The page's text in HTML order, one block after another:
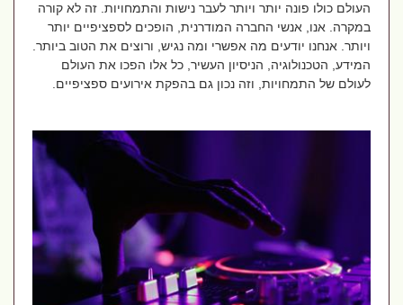
העולם כולו פונה יותר ויותר לעבר נישות והתמחויות. זה לא קורה
במקרה. אנו, אנשי החברה המודרנית, הופכים לספציפיים יותר
ויותר. אנחנו יודעים מה אפשרי ומה נגיש, ורוצים את הטוב ביותר.
המידע, הטכנולוגיה, הניסיון העשיר, כל אלו הפכו את העולם
לעולם של התמחויות, וזה נכון גם בהפקת אירועים ספציפיים.